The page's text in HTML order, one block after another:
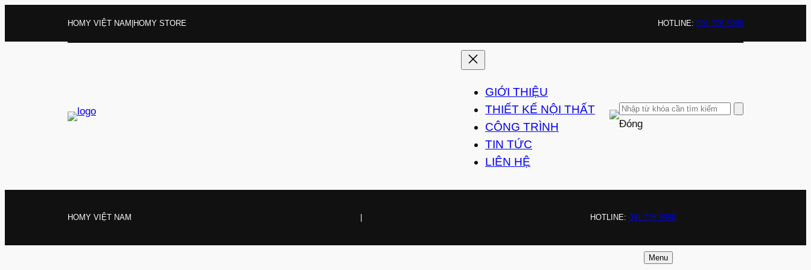
phần
HOMY VIỆT NAM HOMY STORE HOTLINE: 091 726 6996
GIỚI THIỆU
THIẾT KẾ NỘI THẤT
CÔNG TRÌNH
TIN TỨC
LIÊN HỆ
Đóng
HOMY VIỆT NAM HOTLINE: 091 726 6996
Menu